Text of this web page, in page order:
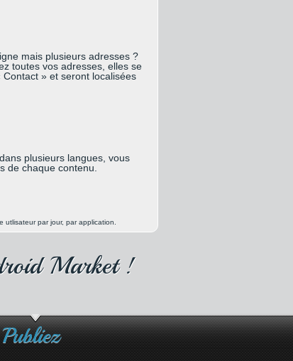
mais plusieurs adresses ?
toutes vos adresses, elles se
» et seront localisées
plusieurs langues, vous
de chaque contenu.
par jour, par application.
Market !
Publiez